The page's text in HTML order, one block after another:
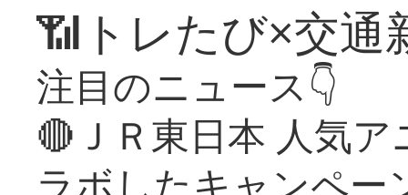
📶トレたび×交通
注目のニュース👇
🔴ＪＲ東日本 人気
ラボしたキャンペー